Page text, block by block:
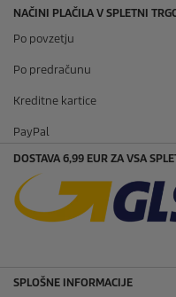
NAČINI PLAČILA V SPLETNI
Po povzetju
Po predračunu
Kreditne kartice
PayPal
DOSTAVA 6,99 EUR ZA VSA
SPLOŠNE INFORMACIJE